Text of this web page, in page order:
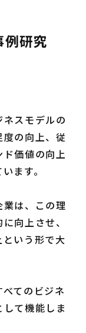
研究
スモデルの
の向上、従
価値の向上
ます。
は、この理
向上させ、
いう形で大
てのビジネ
て機能しま